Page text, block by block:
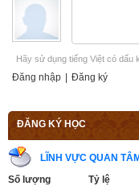
Hãy sử dụng tiếng Việt có dấu
Đăng nhập Đăng ký
ĐĂNG KÝ HỌC
LĨNH VỰC QUAN
Số lượng
Tỷ lệ